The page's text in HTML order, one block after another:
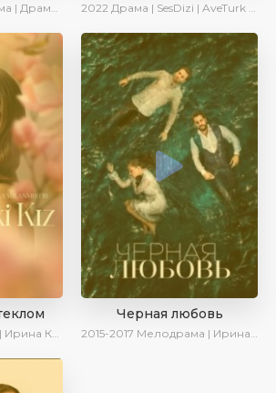
SesDizi | Ирина Котова 2022 Драма | SesDizi | AveTurk | Turok1990
Котова
Черная любовь
2015-2017 Мелодрама | Ирина Котова